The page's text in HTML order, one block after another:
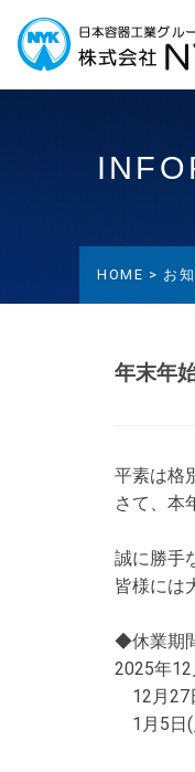
HOME > お
年末年
平素は格
さて、本
誠に勝手
皆様には
◆休業期
2025年
12月27
1月5日